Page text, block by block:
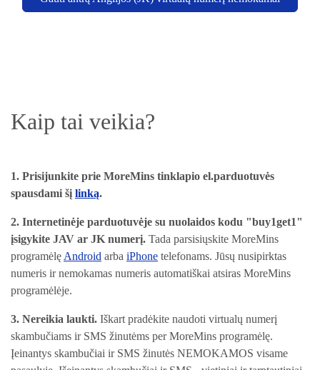
Kaip tai veikia?
1. Prisijunkite prie MoreMins tinklapio el.parduotuvės
spausdami šį linką.
2. Internetinėje parduotuvėje su nuolaidos kodu "buy1get1"
įsigykite JAV ar JK numerį. Tada parsisiųskite MoreMins
programėlę Android arba iPhone telefonams. Jūsų nusipirktas
numeris ir nemokamas numeris automatiškai atsiras MoreMins
programėlėje.
3. Nereikia laukti. Iškart pradėkite naudoti virtualų numerį
skambučiams ir SMS žinutėms per MoreMins programėlę.
Įeinantys skambučiai ir SMS žinutės NEMOKAMOS visame